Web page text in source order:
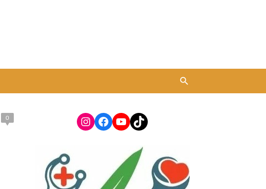
0 Instagram
Facebook
YouTube
TikTok